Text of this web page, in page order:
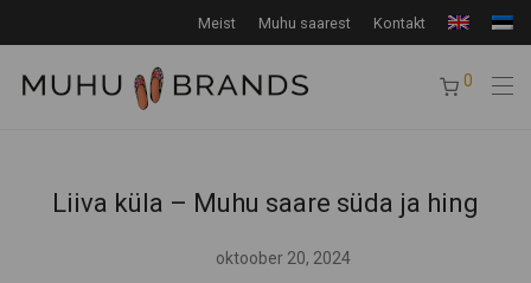
Meist Muhu saarest Kontakt
0
Liiva küla – Muhu saare süda ja hing
oktoober 20, 2024